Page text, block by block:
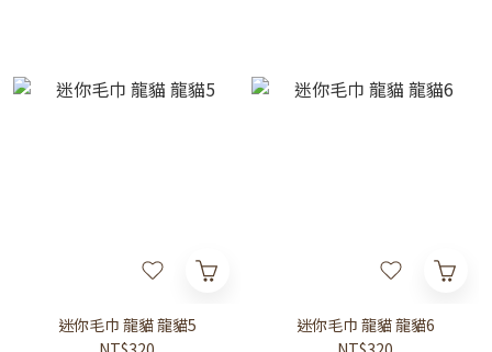
迷你毛巾 龍貓 龍貓5
迷你毛巾 龍貓 龍貓6